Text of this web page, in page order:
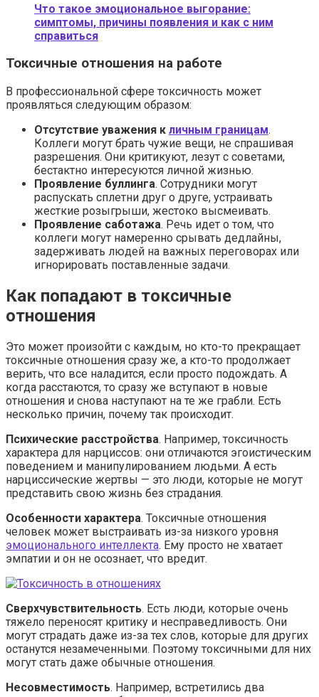
Что такое эмоциональное выгорание:
симптомы, причины появления и как с ним
справиться
Токсичные отношения на работе
В профессиональной сфере токсичность может
проявляться следующим образом:
Отсутствие уважения к личным границам.
Коллеги могут брать чужие вещи, не спрашивая
разрешения. Они критикуют, лезут с советами,
бестактно интересуются личной жизнью.
Проявление буллинга. Сотрудники могут
распускать сплетни друг о друге, устраивать
жесткие розыгрыши, жестоко высмеивать.
Проявление саботажа. Речь идет о том, что
коллеги могут намеренно срывать дедлайны,
задерживать людей на важных переговорах или
игнорировать поставленные задачи.
Как попадают в токсичные
отношения
Это может произойти с каждым, но кто-то прекращает
токсичные отношения сразу же, а кто-то продолжает
верить, что все наладится, если просто подождать. А
когда расстаются, то сразу же вступают в новые
отношения и снова наступают на те же грабли. Есть
несколько причин, почему так происходит.
Психические расстройства. Например, токсичность
характера для нарциссов: они отличаются эгоистическим
поведением и манипулированием людьми. А есть
нарциссические жертвы — это люди, которые не могут
представить свою жизнь без страдания.
Особенности характера. Токсичные отношения
человек может выстраивать из-за низкого уровня
эмоционального интеллекта. Ему просто не хватает
эмпатии и он не осознает, что вредит.
Сверхчувствительность. Есть люди, которые очень
тяжело переносят критику и несправедливость. Они
могут страдать даже из-за тех слов, которые для других
останутся незамеченными. Поэтому токсичными для них
могут стать даже обычные отношения.
Несовместимость. Например, встретились два